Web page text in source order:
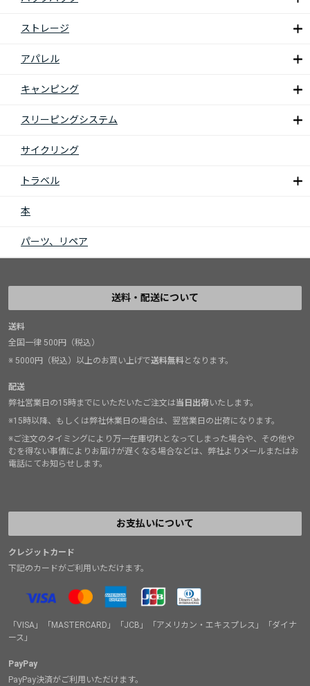
ストレージ
アパレル
キャンピング
スリーピングシステム
サイクリング
トラベル
本
パーツ、リペア
送料・配送について
送料
全国一律 500円（税込）
※ 5000円（税込）以上のお買い上げで送料無料となります。
配送
弊社営業日の15時までにいただいたご注文は当日出荷いたします。
※15時以降、もしくは弊社休業日の場合は、翌営業日の出荷になります。
※ご注文のタイミングにより万一在庫切れとなってしまった場合や、その他や
むを得ない事情によりお届けが遅くなる場合などは、弊社よりメールまたはお
電話にてお知らせします。
お支払いについて
クレジットカード
下記のカードがご利用いただけます。
「VISA」「MASTERCARD」「JCB」「アメリカン・エキスプレス」「ダイナ
ース」
PayPay
PayPay決済がご利用いただけます。